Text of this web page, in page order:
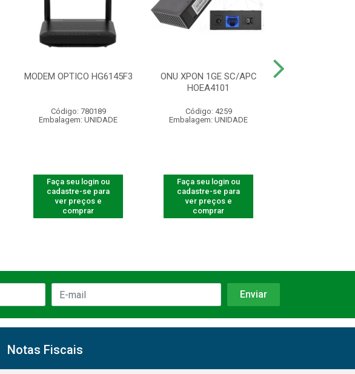
MODEM OPTICO HG6145F3
Código: 780189
Embalagem: UNIDADE
Faça seu login ou
cadastre-se para
ver preços e
comprar
ONU XPON 1GE SC/APC
HOEA4101
Código: 4259
Embalagem: UNIDADE
Faça seu login ou
cadastre-se para
ver preços e
comprar
Notas Fiscais